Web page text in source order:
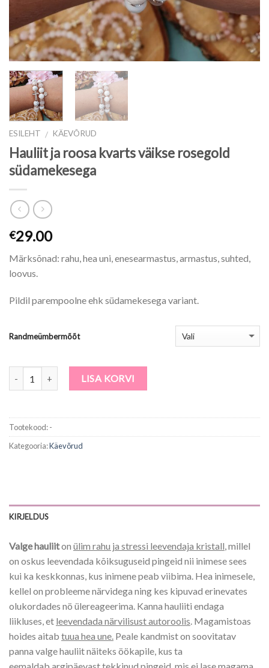
ESILEHT / KÄEVÕRUD
Hauliit ja roosa kvarts väikse rosegold
südamekesega
€29.00
Märksõnad: rahu, hea uni, enesearmastus, armastus, suhted,
loovus.
Pildil parempoolne ehk südamekesega variant.
Randmeümbermõõt
LISA KORVI
Tootekood:-
Kategooria:Käevõrud
KIRJELDUS
Valge hauliiton ülim rahu ja stressi leevendaja kristall, millel
on oskus leevendada kõiksuguseid pingeid nii inimese sees
kui ka keskkonnas, kus inimene peab viibima. Hea inimesele,
kellel on probleeme närvidega ning kes kipuvad erinevates
olukordades nö ülereageerima. Kanna hauliiti endaga
liikluses, et leevendada närvilisust autoroolis. Magamistoas
hoides aitab tuua hea une. Peale kandmist on soovitatav
panna valge hauliit näiteks öökapile, kus ta